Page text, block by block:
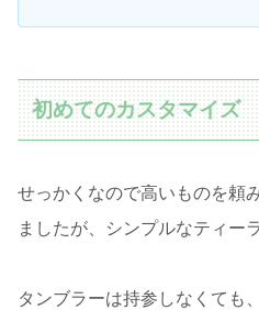
初めてのカスタマイズ
せっかくなので高いものを頼
ましたが、シンプルなティー
タンブラーは持参しなくても